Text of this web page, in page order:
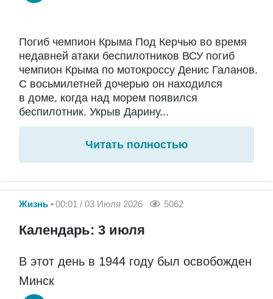
Погиб чемпион Крыма Под Керчью во время
недавней атаки беспилотников ВСУ погиб
чемпион Крыма по мотокроссу Денис Галанов.
С восьмилетней дочерью он находился
в доме, когда над морем появился
беспилотник. Укрыв Дарину...
Читать полностью
Жизнь 00:01 / 03 Июля 2026 5062
Календарь: 3 июля
В этот день в 1944 году был освобожден
Минск